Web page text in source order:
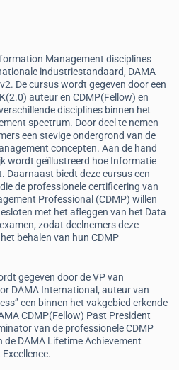
Management disciplines
industriestandaard, DAMA
De cursus wordt gegeven door een
auteur en CDMP(Fellow) en
disciplines binnen het
spectrum. Door deel te nemen
een stevige ondergrond van de
concepten. Aan de hand
wordt geïllustreerd hoe Informatie
biedt deze cursus een
de professionele certificering van
Professional (CDMP) willen
met het afleggen van het Data
zodat deelnemers deze
behalen van hun CDMP
gegeven door de VP van
DAMA International, auteur van
een binnen het vakgebied erkende
CDMP(Fellow) Past President
van de professionele CDMP
DAMA Lifetime Achievement